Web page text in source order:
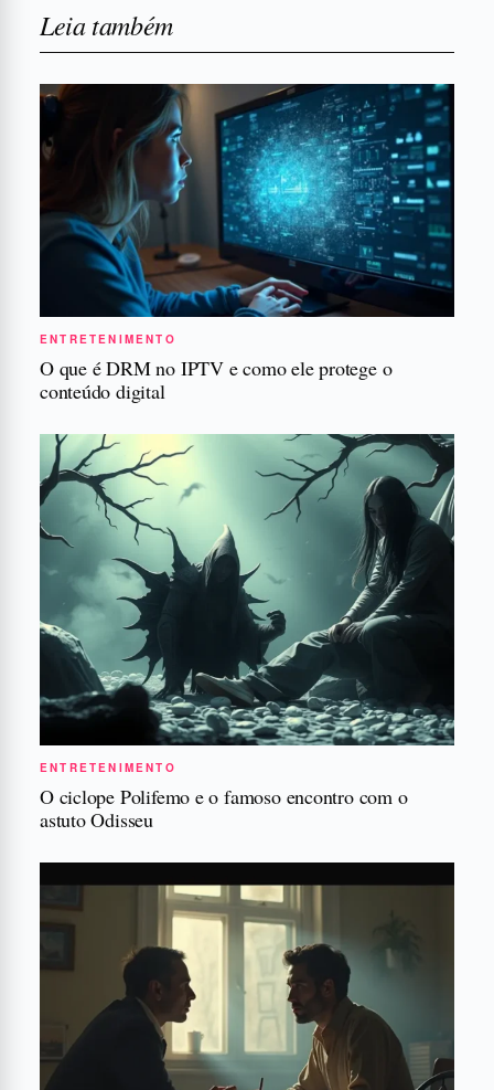
Leia também
ENTRETENIMENTO
O que é DRM no IPTV e como ele protege o
conteúdo digital
ENTRETENIMENTO
O ciclope Polifemo e o famoso encontro com o
astuto Odisseu